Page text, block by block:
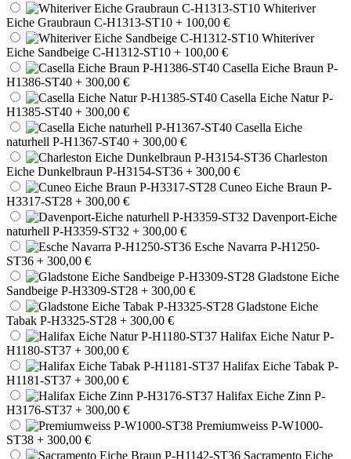
Whiteriver
Eiche Graubraun C-H1313-ST10 + 100,00 €
Whiteriver
Eiche Sandbeige C-H1312-ST10 + 100,00 €
Casella Eiche Braun P-
H1386-ST40 + 300,00 €
Casella Eiche Natur P-
H1385-ST40 + 300,00 €
Casella Eiche
naturhell P-H1367-ST40 + 300,00 €
Charleston
Eiche Dunkelbraun P-H3154-ST36 + 300,00 €
Cuneo Eiche Braun P-
H3317-ST28 + 300,00 €
Davenport-Eiche
naturhell P-H3359-ST32 + 300,00 €
Esche Navarra P-H1250-
ST36 + 300,00 €
Gladstone Eiche
Sandbeige P-H3309-ST28 + 300,00 €
Gladstone Eiche
Tabak P-H3325-ST28 + 300,00 €
Halifax Eiche Natur P-
H1180-ST37 + 300,00 €
Halifax Eiche Tabak P-
H1181-ST37 + 300,00 €
Halifax Eiche Zinn P-
H3176-ST37 + 300,00 €
Premiumweiss P-W1000-
ST38 + 300,00 €
Sacramento Eiche